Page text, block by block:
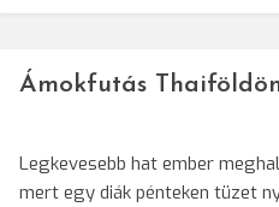
Ámokfutás
Legkevesebb hat ember
mert egy diák pénteken tüzet